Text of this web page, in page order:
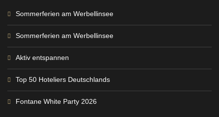
Sommerferien am Werbellinsee
Sommerferien am Werbellinsee
Aktiv entspannen
Top 50 Hoteliers Deutschlands
Fontane White Party 2026